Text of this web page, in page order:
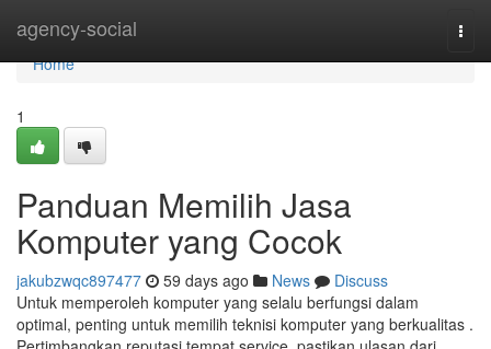
agency-social
Home
Home
1
Panduan Memilih Jasa
Komputer yang Cocok
jakubzwqc897477 59 days ago News
Discuss
Untuk memperoleh komputer yang selalu berfungsi dalam
optimal, penting untuk memilih teknisi komputer yang berkualitas .